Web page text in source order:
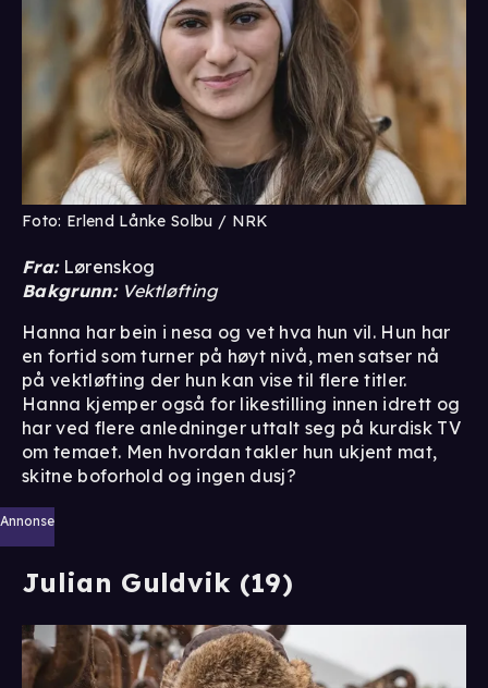
Foto: Erlend Lånke Solbu / NRK
Fra: Lørenskog
Bakgrunn: Vektløfting
Hanna har bein i nesa og vet hva hun vil. Hun har
en fortid som turner på høyt nivå, men satser nå
på vektløfting der hun kan vise til flere titler.
Hanna kjemper også for likestilling innen idrett og
har ved flere anledninger uttalt seg på kurdisk TV
om temaet. Men hvordan takler hun ukjent mat,
skitne boforhold og ingen dusj?
Annonse
Julian Guldvik (19)